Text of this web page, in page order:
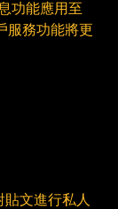
功能應用至
服務功能將更
文進行私人